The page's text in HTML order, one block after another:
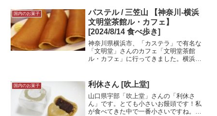
国内のお菓子
パステル / 三笠山 【神奈川-横浜
文明堂茶館ル・カフェ】
[2024/8/14 食べ歩き]
神奈川県横浜市、「カステラ」で有名な
「文明堂」さんのカフェ「文明堂茶館
ル・カフェ」に行ってきました。横浜ス
お店でしたがようやく行く機会がおとず
れました！真夏の暑さの中、...＜続きを
読む＞
国内のお菓子 利休さん [吹上堂]
山口県宇部「吹上堂」さんの「利休さ
ん」です。とても小さいお饅頭です！私
が食べてきた中で一番小さいですね。一